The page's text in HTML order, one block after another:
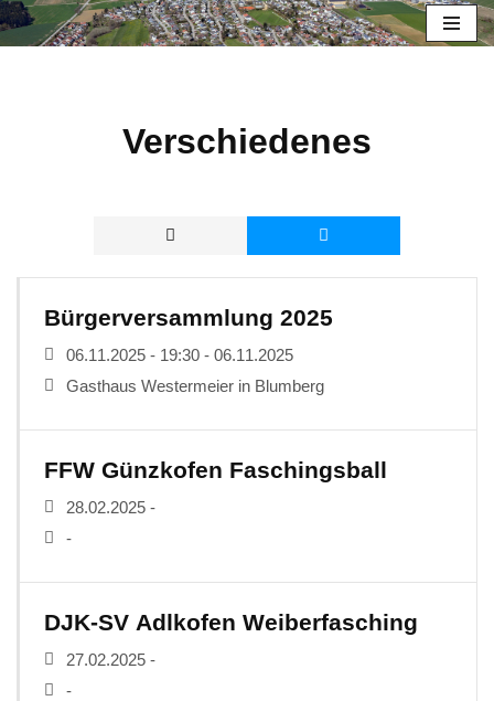
Verschiedenes
Bürgerversammlung 2025
06.11.2025 - 19:30 - 06.11.2025
Gasthaus Westermeier in Blumberg
FFW Günzkofen Faschingsball
28.02.2025 -
-
DJK-SV Adlkofen Weiberfasching
27.02.2025 -
-